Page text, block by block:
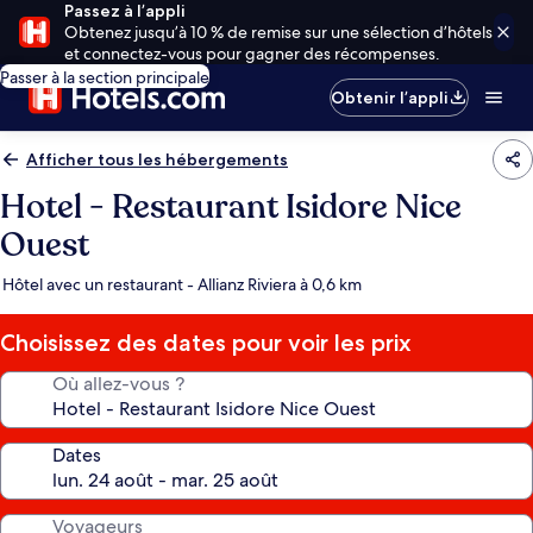
Passez à l’appli
Obtenez jusqu’à 10 % de remise sur une sélection d’hôtels
et connectez-vous pour gagner des récompenses.
Passer à la section principale
Obtenir l’appli
Afficher tous les hébergements
Hotel - Restaurant Isidore Nice
Ouest
Hôtel avec un restaurant - Allianz Riviera à 0,6 km
Choisissez des dates pour voir les prix
Où allez-vous ?
Dates
Voyageurs